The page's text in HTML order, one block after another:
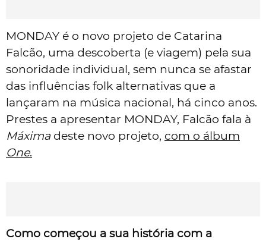
MONDAY é o novo projeto de Catarina
Falcão, uma descoberta (e viagem) pela sua
sonoridade individual, sem nunca se afastar
das influências folk alternativas que a
lançaram na música nacional, há cinco anos.
Prestes a apresentar MONDAY, Falcão fala à
Máximadeste novo projeto, com o álbum
One.
Como começou a sua história com a